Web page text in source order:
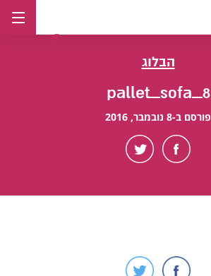
הבלוג
pallet_sofa_8
פורסם ב-8 נובמבר, 2016